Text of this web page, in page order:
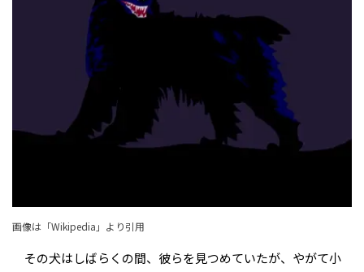
画像は「Wikipedia 」より引用
その犬はしばらくの間、彼らを見つめていたが、やがて小